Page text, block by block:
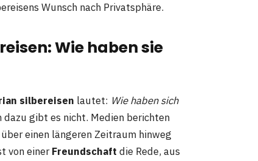
Wunsch nach Privatsphäre.
Wie haben sie
silbereisen lautet: Wie haben sich
gibt es nicht. Medien berichten
einen längeren Zeitraum hinweg
von einerFreundschaft die Rede, aus